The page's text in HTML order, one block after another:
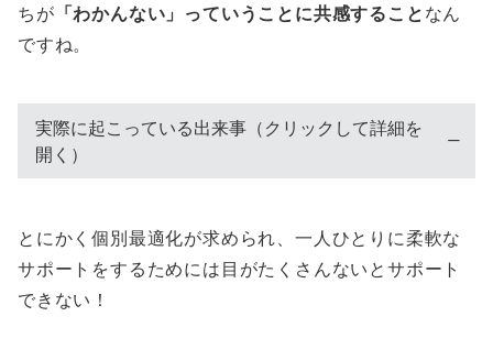
ちが 「わかんない」っていうことに共感すること なん
ですね。
実際に起こっている出来事（クリックして詳細を
開く）
とにかく個別最適化が求められ、一人ひとりに柔軟な
サポートをするためには目がたくさんないとサポート
できない！